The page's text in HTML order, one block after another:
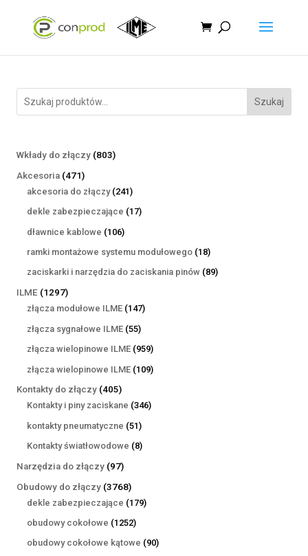
Szukaj
Wkłady do złączy 803803
Akcesoria 471471
produktów
akcesoria do złączy 241241
produktów
dekle zabezpieczające 1717
dławnice kablowe 106106
produktów
ramki montażowe systemu modułowego 1818
produktów
zaciskarki i narzędzia do zaciskania pinów 8989
ILME 12971297
produktów
złącza modułowe ILME 147147
złącza sygnałowe ILME 5555
produktów
złącza wielopinowe ILME 959959
produktów
złącza wielopinowe ILME 109109
Kontakty do złączy 405405
produktów
Kontakty i piny zaciskane 346346
kontakty pneumatyczne 5151
produktów
Kontakty światłowodowe 88
Narzędzia do złączy 9797
produktów
Obudowy do złączy 37683768
produktów
dekle zabezpieczające 179179
obudowy cokołowe 12521252
produkty
obudowy cokołowe kątowe 9090